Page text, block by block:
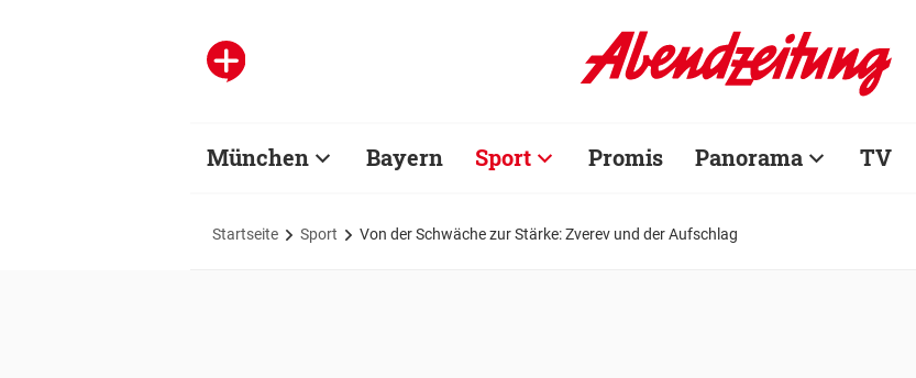
München Bayern Sport Promis Panorama TV
Startseite Sport Von der Schwäche zur Stärke: Zverev und der Aufschlag